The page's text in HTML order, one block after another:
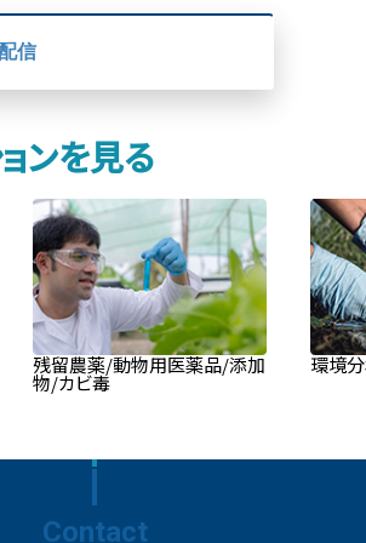
信
ンを見る
残留農薬/動物用医薬品/添加
物/カビ毒
環境
Contact